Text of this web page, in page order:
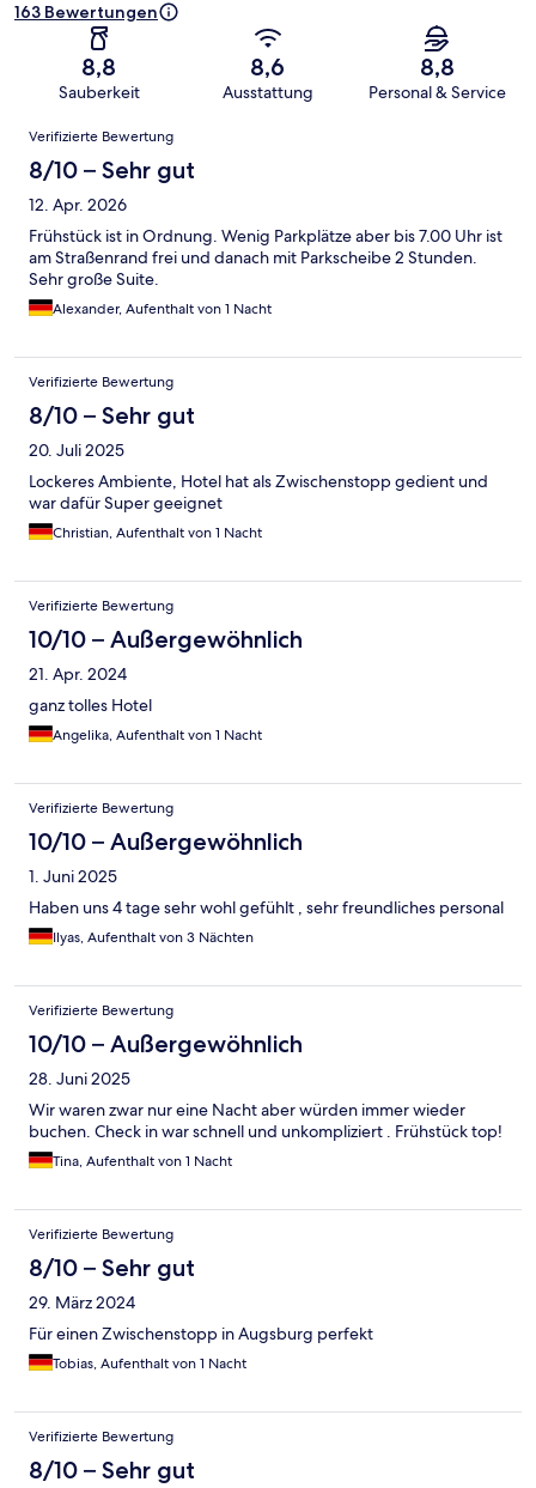
163 Bewertungen
8,8
Sauberkeit
8,6
Ausstattung
8,8
Personal & Service
Bewertungen
Verifizierte Bewertung
8/10 – Sehr gut
12. Apr. 2026
Frühstück ist in Ordnung. Wenig Parkplätze aber bis 7.00 Uhr ist
am Straßenrand frei und danach mit Parkscheibe 2 Stunden.
Sehr große Suite.
Alexander, Aufenthalt von 1 Nacht
Verifizierte Bewertung
8/10 – Sehr gut
20. Juli 2025
Lockeres Ambiente, Hotel hat als Zwischenstopp gedient und
war dafür Super geeignet
Christian, Aufenthalt von 1 Nacht
Verifizierte Bewertung
10/10 – Außergewöhnlich
21. Apr. 2024
ganz tolles Hotel
Angelika, Aufenthalt von 1 Nacht
Verifizierte Bewertung
10/10 – Außergewöhnlich
1. Juni 2025
Haben uns 4 tage sehr wohl gefühlt , sehr freundliches personal
Ilyas, Aufenthalt von 3 Nächten
Verifizierte Bewertung
10/10 – Außergewöhnlich
28. Juni 2025
Wir waren zwar nur eine Nacht aber würden immer wieder
buchen. Check in war schnell und unkompliziert . Frühstück top!
Tina, Aufenthalt von 1 Nacht
Verifizierte Bewertung
8/10 – Sehr gut
29. März 2024
Für einen Zwischenstopp in Augsburg perfekt
Tobias, Aufenthalt von 1 Nacht
Verifizierte Bewertung
8/10 – Sehr gut